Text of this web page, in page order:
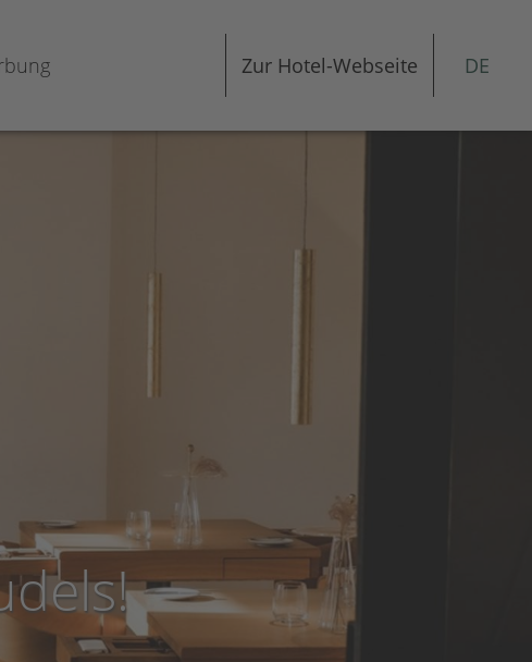
Zur Hotel-Webseite DE